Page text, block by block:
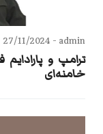
admin -
27/11/2024
ترامپ و
خامنه‌ای